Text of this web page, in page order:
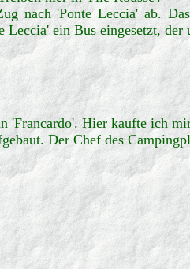
nach 'Ponte Leccia' ab.
Leccia' ein Bus eingesetzt,
'Francardo'. Hier kaufte ich
Der Chef des